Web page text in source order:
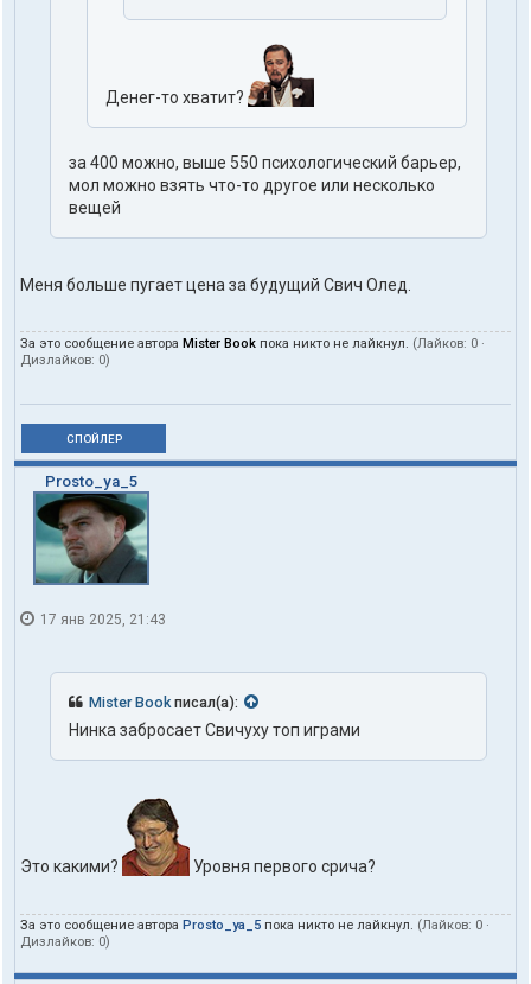
Денег-то хватит?
за 400 можно, выше 550 психологический барьер,
мол можно взять что-то другое или несколько
вещей
Меня больше пугает цена за будущий Свич Олед.
За это сообщение автора Mister Book пока никто не лайкнул. (Лайков: 0 ·
Дизлайков: 0)
СПОЙЛЕР
Prosto_ya_5
17 янв 2025, 21:43
Mister Bookписал(а):
Нинка забросает Свичуху топ играми
Это какими? Уровня первого срича?
За это сообщение автора Prosto_ya_5 пока никто не лайкнул. (Лайков: 0 ·
Дизлайков: 0)